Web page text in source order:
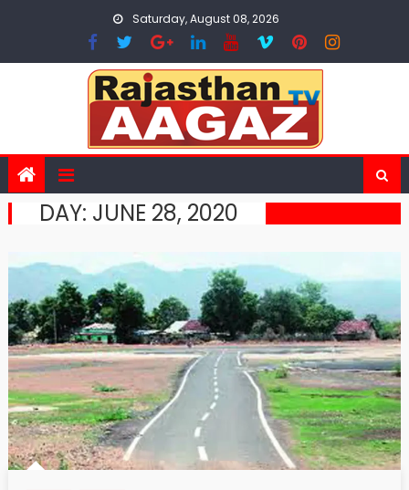
Saturday, August 08, 2026
DAY: JUNE 28, 2020